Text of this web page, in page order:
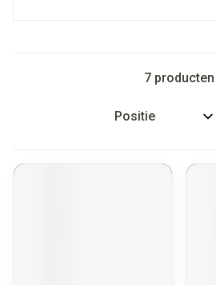
7 producten
Sorteer op: